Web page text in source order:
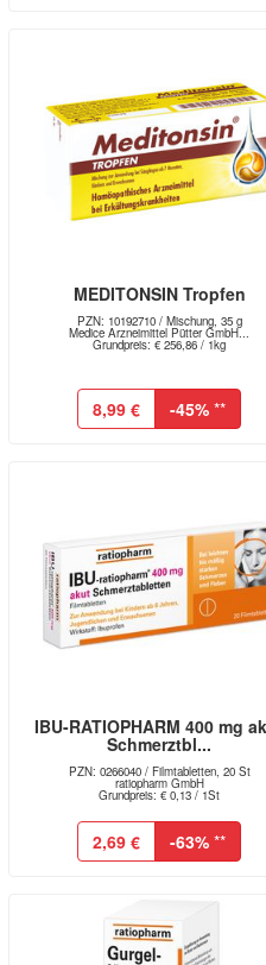
MEDITONSIN Tropfen
PZN: 10192710 / Mischung, 35 g
Medice Arzneimittel Pütter GmbH...
Grundpreis: € 256,86 / 1kg
8,99 € -45% **
IBU-RATIOPHARM 400 mg
Schmerztbl...
PZN: 0266040 / Filmtabletten, 20 St
ratiopharm GmbH
Grundpreis: € 0,13 / 1St
2,69 € -63% **